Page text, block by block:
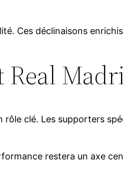
Ces déclinaisons
clé. Les supporters
restera un axe